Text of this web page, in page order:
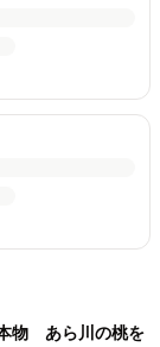
物 あら川の桃を